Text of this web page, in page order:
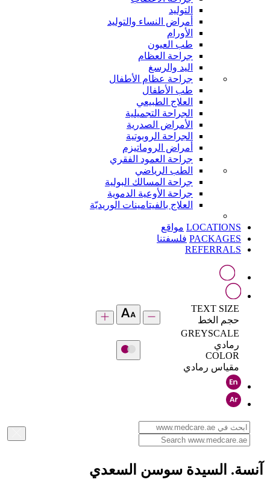
التوليد
أمراض النساء والتوليد
الأورام
طب العيون
جراحة العظام
اليد والرسغ
جراحة عظام الأطفال
طب الأطفال
العلاج الطبيعي
الجراحة التجميلية
الأمراض الصدرية
الجراحة الروبوتية
أمراض الروماتيزم
جراحة العمود الفقري
الطب الرياضي
جراحة المسالك البولية
جراحة الأوعية الدموية
العلاج بالفيتامينات الوريديّة
LOCATIONS مواقع
PACKAGES فلسفتنا
REFERRALS
TEXT SIZE
حجم الخط
GREYSCALE
رمادي
COLOR
مقياس رمادي
آنسة. السيدة سوسن السعدي